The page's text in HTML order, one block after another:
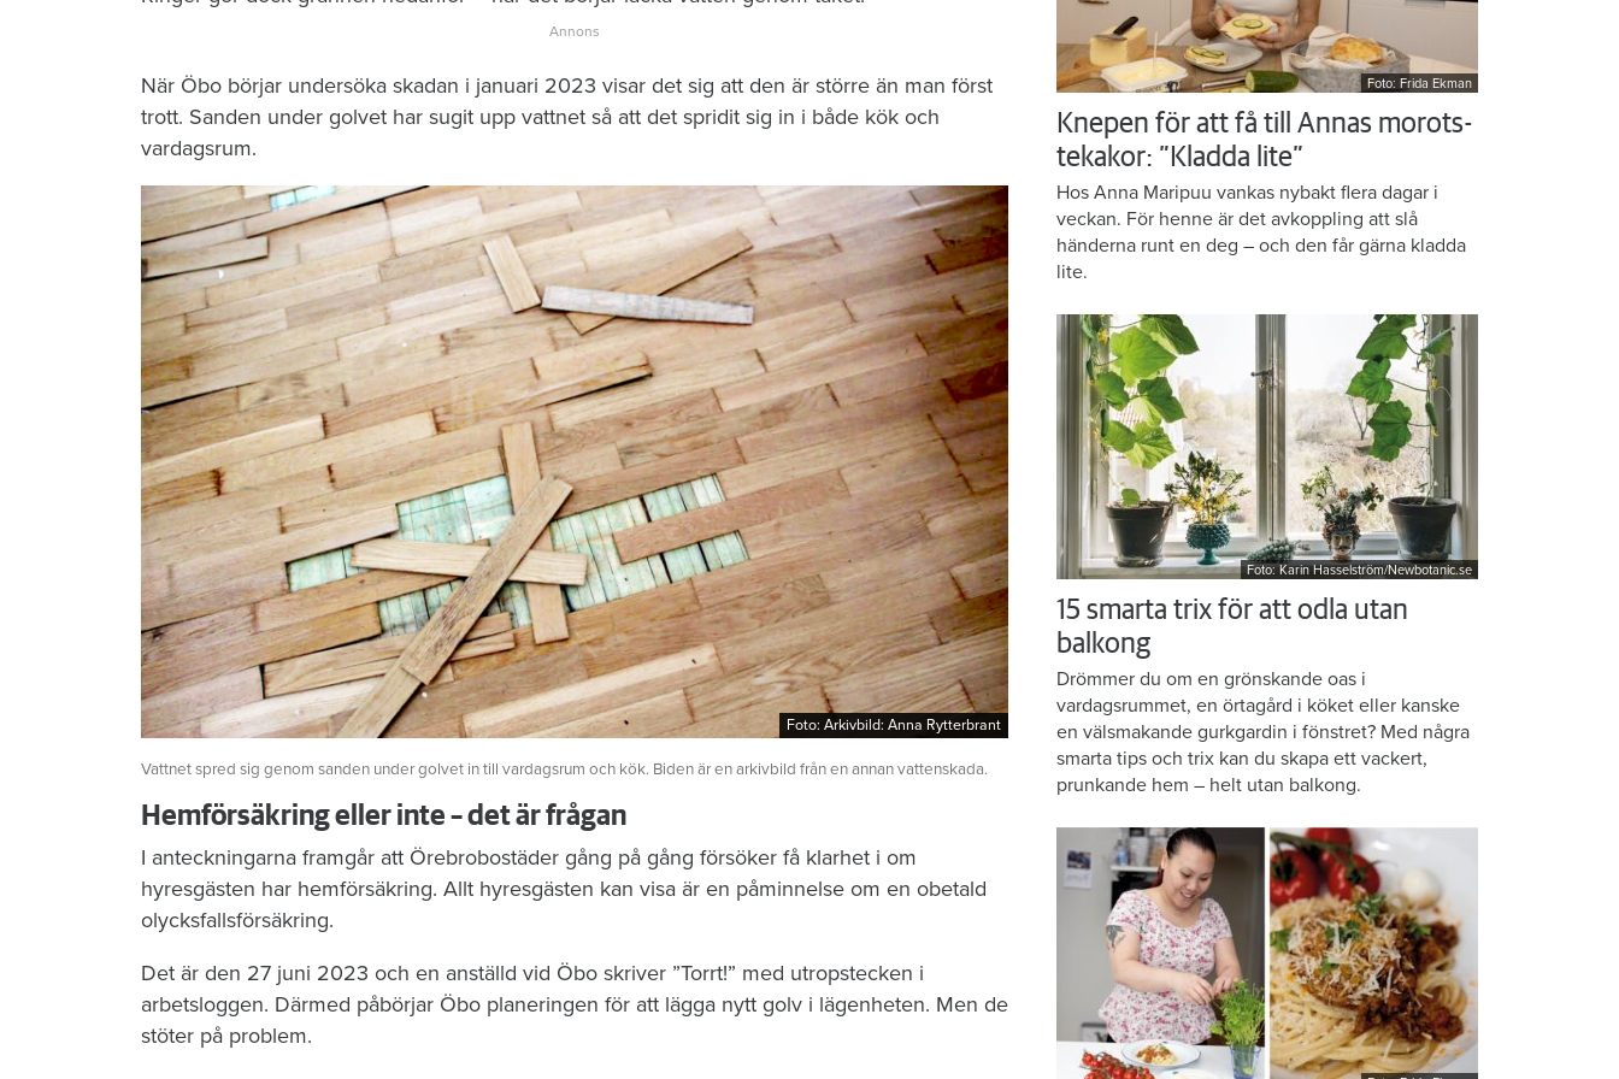
När Öbo börjar undersöka skadan i januari 2023 visar det sig att den är större än man först
trott. Sanden under golvet har sugit upp vattnet så att det spridit sig in i både kök och
vardagsrum.
Foto: Arkivbild: Anna Rytterbrant
Foto: Arkivbild: Anna Rytterbrant
Vattnet spred sig genom sanden under golvet in till vardagsrum och kök. Biden är en arkivbild från en annan vattenskada.
Hemförsäkring eller inte – det är frågan
I anteckningarna framgår att Örebrobostäder gång på gång försöker få klarhet i om
hyresgästen har hemförsäkring. Allt hyresgästen kan visa är en påminnelse om en obetald
olycksfallsförsäkring.
Det är den 27 juni 2023 och en anställd vid Öbo skriver ”Torrt!” med utropstecken i
arbetsloggen. Därmed påbörjar Öbo planeringen för att lägga nytt golv i lägenheten. Men de
stöter på problem.
Foto: Frida Ekman
Knepen för att få till Annas morots-
tekakor: ”Kladda lite”
Hos Anna Maripuu vankas nybakt flera dagar i
veckan. För henne är det avkoppling att slå
händerna runt en deg – och den får gärna kladda
lite.
Foto: Karin Hasselström/Newbotanic.se
15 smarta trix för att odla utan
balkong
Drömmer du om en grönskande oas i
vardagsrummet, en örtagård i köket eller kanske
en välsmakande gurkgardin i fönstret? Med några
smarta tips och trix kan du skapa ett vackert,
prunkande hem – helt utan balkong.